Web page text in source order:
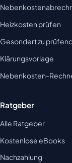
Heizkosten prüfen
Gesondert zu
Klärungsvorlage
Nebenkosten-
Ratgeber
Alle Ratgeber
Kostenlose eBooks
Nachzahlung